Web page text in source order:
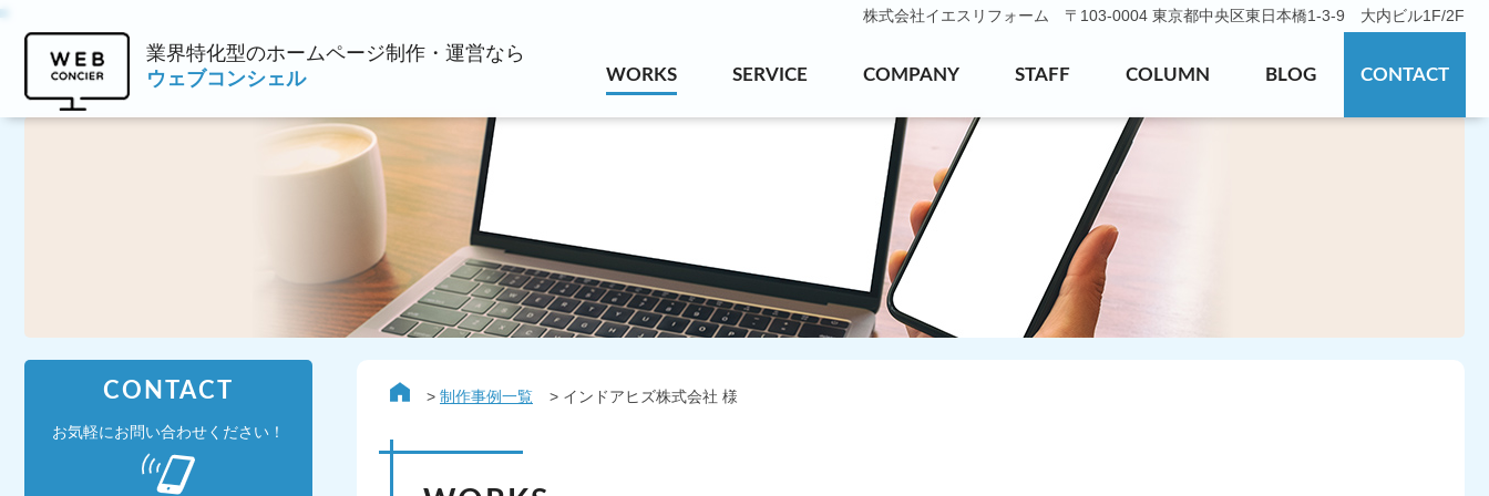
株式会社イエスリフォーム 〒103-0004 東京都中央区東日本橋1-3-9 大内ビル1F/2F
業界特化型のホームページ制作・運営なら
ウェブコンシェル
WORKS SERVICE COMPANY STAFF COLUMN BLOG CONTACT
制作事例一覧 インドアヒズ株式会社 様
CONTACT
お気軽にお問い合わせください！